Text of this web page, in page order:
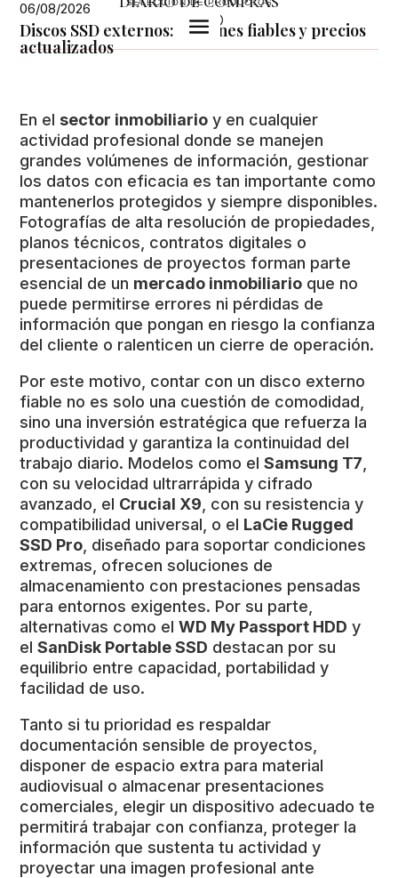
06/08/2026
U
SELECCIÓN DE PRODUCTOS
Discos SSD externos: opciones fiables y precios
actualizados
En el sector inmobiliario y en cualquier
actividad profesional donde se manejen
grandes volúmenes de información, gestionar
los datos con eficacia es tan importante como
mantenerlos protegidos y siempre disponibles.
Fotografías de alta resolución de propiedades,
planos técnicos, contratos digitales o
presentaciones de proyectos forman parte
esencial de un mercado inmobiliario que no
puede permitirse errores ni pérdidas de
información que pongan en riesgo la confianza
del cliente o ralenticen un cierre de operación.
Por este motivo, contar con un disco externo
fiable no es solo una cuestión de comodidad,
sino una inversión estratégica que refuerza la
productividad y garantiza la continuidad del
trabajo diario. Modelos como elSamsung T7
con su velocidad ultrarrápida y cifrado
avanzado, el Crucial X9 , con su resistencia y
compatibilidad universal, o el LaCie Rugged
SSD Pro , diseñado para soportar condiciones
extremas, ofrecen soluciones de
almacenamiento con prestaciones pensadas
para entornos exigentes. Por su parte,
alternativas como elWD My Passport HDD y
elSanDisk Portable SSD destacan por su
equilibrio entre capacidad, portabilidad y
facilidad de uso.
Tanto si tu prioridad es respaldar
documentación sensible de proyectos,
disponer de espacio extra para material
audiovisual o almacenar presentaciones
comerciales, elegir un dispositivo adecuado te
permitirá trabajar con confianza, proteger la
información que sustenta tu actividad y
proyectar una imagen profesional ante